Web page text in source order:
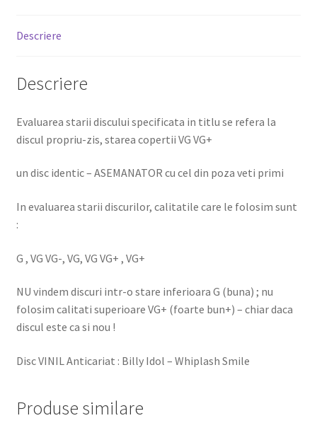
Descriere
Descriere
Evaluarea starii discului specificata in titlu se refera la
discul propriu-zis, starea copertii VG VG+
un disc identic – ASEMANATOR cu cel din poza veti primi
In evaluarea starii discurilor, calitatile care le folosim sunt
:
G , VG VG-, VG, VG VG+ , VG+
NU vindem discuri intr-o stare inferioara G (buna) ; nu
folosim calitati superioare VG+ (foarte bun+) – chiar daca
discul este ca si nou !
Disc VINIL Anticariat : Billy Idol – Whiplash Smile
Produse similare